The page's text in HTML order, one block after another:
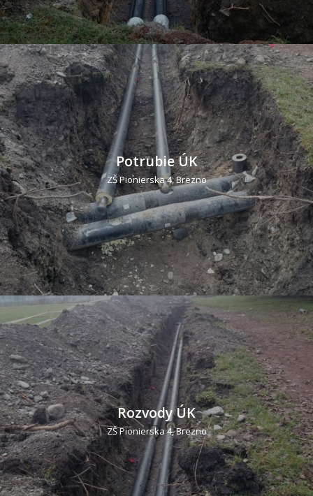
Potrubie ÚK
ZŠ Pionierska 4, Brezno
Rozvody ÚK
ZŠ Pionierska 4, Brezno